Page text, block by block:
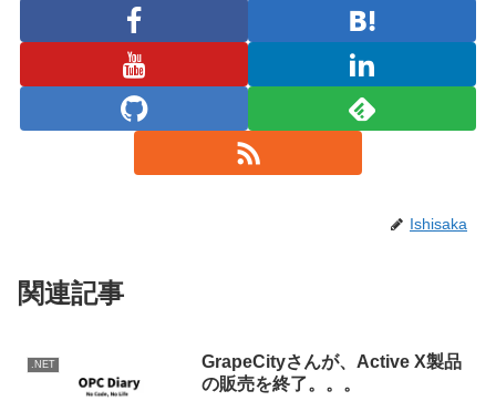
Ishisaka
関連記事
.NET
GrapeCityさんが、Active X製品
の販売を終了。。。